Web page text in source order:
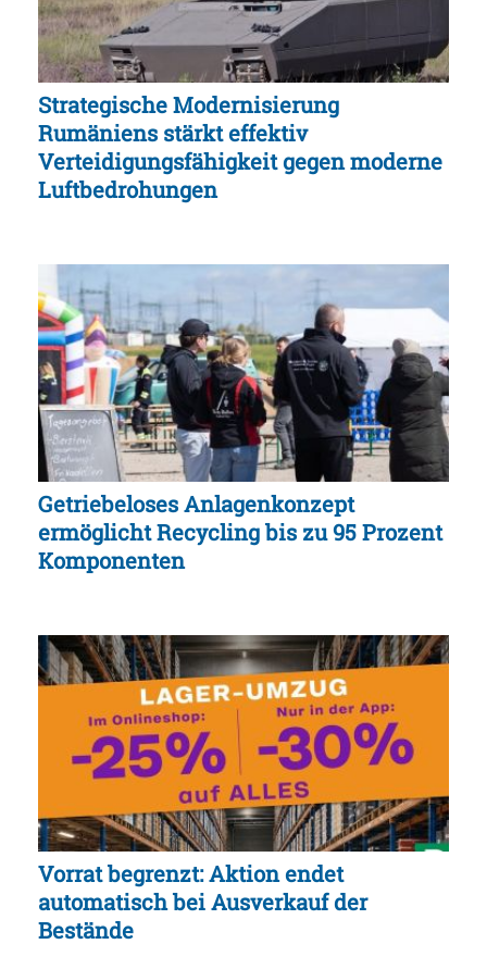
Strategische Modernisierung
Rumäniens stärkt effektiv
Verteidigungsfähigkeit gegen moderne
Luftbedrohungen
Getriebeloses Anlagenkonzept
ermöglicht Recycling bis zu 95 Prozent
Komponenten
Vorrat begrenzt: Aktion endet
automatisch bei Ausverkauf der
Bestände